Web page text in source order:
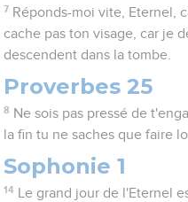
7 Réponds-moi vite, Eternel,
cache pas ton visage, car je
descendent dans la tombe.
Proverbes 25
8 Ne sois pas pressé de
la fin tu ne saches que faire
Sophonie 1
14
Le grand jour de l'Eternel